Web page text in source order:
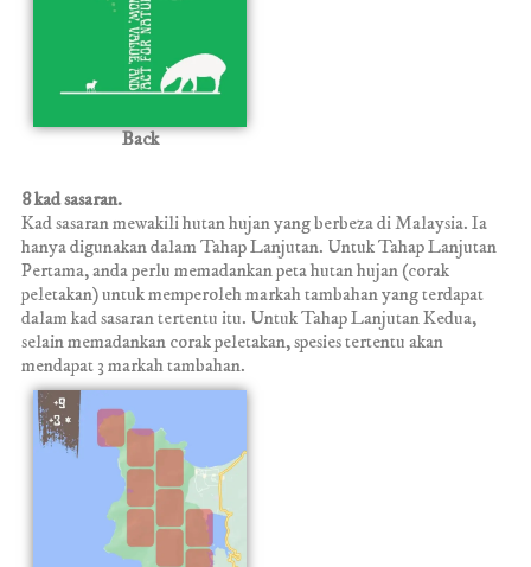
Back
8 kad sasaran.
Kad sasaran mewakili hutan hujan yang berbeza di Malaysia. Ia
hanya digunakan dalam Tahap Lanjutan. Untuk Tahap Lanjutan
Pertama, anda perlu memadankan peta hutan hujan (corak
peletakan) untuk memperoleh markah tambahan yang terdapat
dalam kad sasaran tertentu itu. Untuk Tahap Lanjutan Kedua,
selain memadankan corak peletakan, spesies tertentu akan
mendapat 3 markah tambahan.